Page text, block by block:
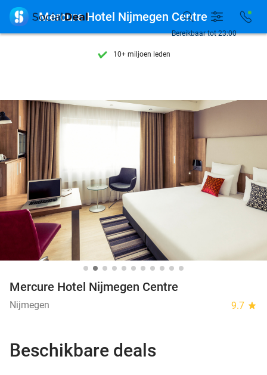
7 dagen per week beschikbaar
10+ miljoen leden
7 dagen per week beschikbaar
Bereikbaar tot 23:00
 Mercure Hotel Nijmegen Centre
Mercure Hotel Nijmegen Centre
Nijmegen 9.7 star
Beschikbare deals